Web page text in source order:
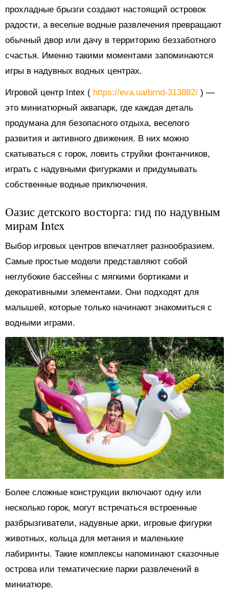
прохладные брызги создают настоящий островок
радости, а веселые водные развлечения превращают
обычный двор или дачу в территорию беззаботного
счастья. Именно такими моментами запоминаются
игры в надувных водных центрах.
Игровой центр Intex ( https://eva.ua/brnd-313882/ ) —
это миниатюрный аквапарк, где каждая деталь
продумана для безопасного отдыха, веселого
развития и активного движения. В них можно
скатываться с горок, ловить струйки фонтанчиков,
играть с надувными фигурками и придумывать
собственные водные приключения.
Оазис детского восторга: гид по надувным
мирам Intex
Выбор игровых центров впечатляет разнообразием.
Самые простые модели представляют собой
неглубокие бассейны с мягкими бортиками и
декоративными элементами. Они подходят для
малышей, которые только начинают знакомиться с
водными играми.
Более сложные конструкции включают одну или
несколько горок, могут встречаться встроенные
разбрызгиватели, надувные арки, игровые фигурки
животных, кольца для метания и маленькие
лабиринты. Такие комплексы напоминают сказочные
острова или тематические парки развлечений в
миниатюре.